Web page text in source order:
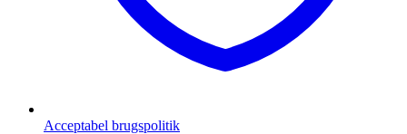
Acceptabel brugspolitik